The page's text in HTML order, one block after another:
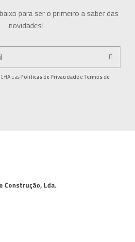
para ser o primeiro a saber das
novidades!
e asPoliticas de PrivacidadeeTermos de
Lda.